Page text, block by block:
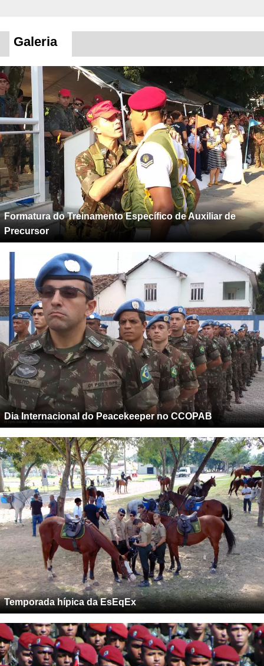
Galeria
Formatura do Treinamento Específico de Auxiliar de
Precursor
Dia Internacional do Peacekeeper no CCOPAB
Temporada hípica da EsEqEx